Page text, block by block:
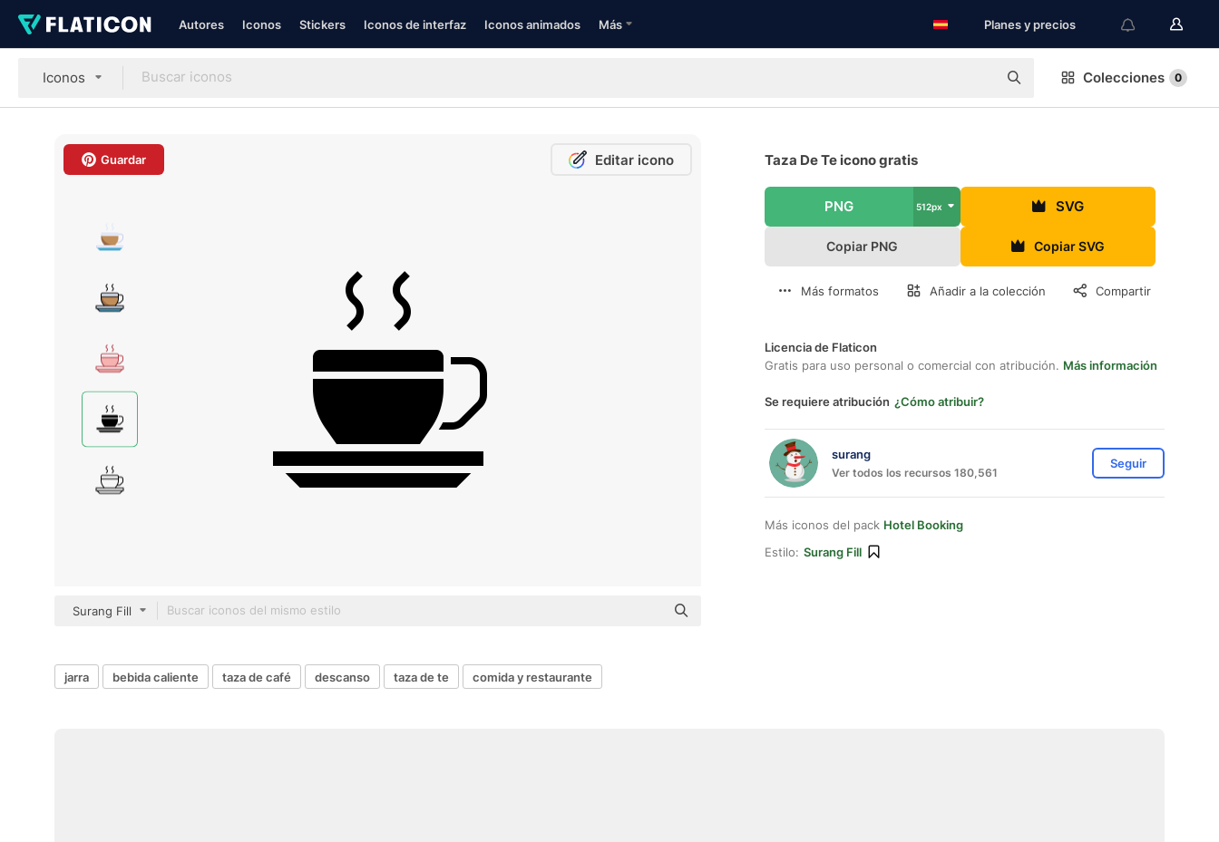
Autores Iconos Stickers Iconos de interfaz Iconos animados Más Planes y precios
Iconos Colecciones 0
Guardar Editar icono
Surang Fill
Taza De Te icono gratis
PNG 512px SVG
Copiar PNG Copiar SVG
Más formatos Añadir a la colección Compartir
Licencia de Flaticon
Gratis para uso personal o comercial con atribución. Más información
Se requiere atribución ¿Cómo atribuir?
surang
Ver todos los recursos 180,561
Seguir
Más iconos del pack Hotel Booking
Estilo: Surang Fill
jarra bebida caliente taza de café descanso taza de te comida y restaurante